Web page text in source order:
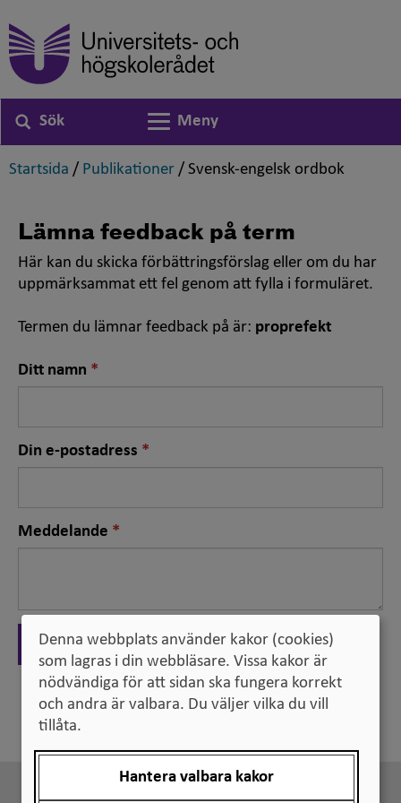
Sök
Växla navigering
Meny
Startsida ,
/ Publikationer ,
/ Svensk-engelsk ordbok
Lämna feedback på term
Här kan du skicka förbättringsförslag eller om du har
uppmärksammat ett fel genom att fylla i formuläret.
Termen du lämnar feedback på är: proprefekt
Ditt namn Nödvändigt
fält
Din e-postadress Nödvändigt
fält
Meddelande Nödvändigt
fält
Skicka
Tillbaka
Denna webbplats använder kakor (cookies)
som lagras i din webbläsare. Vissa kakor är
nödvändiga för att sidan ska fungera korrekt
och andra är valbara. Du väljer vilka du vill
tillåta.
Hantera valbara kakor